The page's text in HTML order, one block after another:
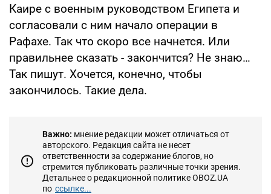
Каире с военным руководством Египета и
согласовали с ним начало операции в
Рафахе. Так что скоро все начнется. Или
правильнее сказать - закончится? Не знаю…
Так пишут. Хочется, конечно, чтобы
закончилось. Такие дела.
Важно: мнение редакции может отличаться от
авторского. Редакция сайта не несет
ответственности за содержание блогов, но
стремится публиковать различные точки зрения.
Детальнее о редакционной политике OBOZ.UA
по ссылке...